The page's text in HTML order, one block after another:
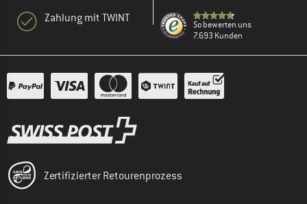
Zahlung mit TWINT
So bewerten uns
7.693 Kunden
Zertifizierter Retourenprozess